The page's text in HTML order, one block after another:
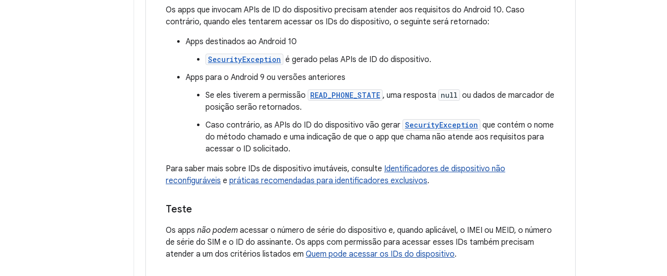
Os apps que invocam APIs de ID do dispositivo precisam atender aos requisitos do Android 10. Caso
contrário, quando eles tentarem acessar os IDs do dispositivo, o seguinte será retornado:
Apps destinados ao Android 10
SecurityException é gerado pelas APIs de ID do dispositivo.
Apps para o Android 9 ou versões anteriores
Se eles tiverem a permissão READ_PHONE_STATE , uma resposta null ou dados de marcador de
posição serão retornados.
Caso contrário, as APIs do ID do dispositivo vão gerar SecurityException que contém o nome
do método chamado e uma indicação de que o app que chama não atende aos requisitos para
acessar o ID solicitado.
Para saber mais sobre IDs de dispositivo imutáveis, consulte Identificadores de dispositivo não
reconfiguráveis e práticas recomendadas para identificadores exclusivos.
Teste
Os apps não podem acessar o número de série do dispositivo e, quando aplicável, o IMEI ou MEID, o número
de série do SIM e o ID do assinante. Os apps com permissão para acessar esses IDs também precisam
atender a um dos critérios listados em Quem pode acessar os IDs do dispositivo.